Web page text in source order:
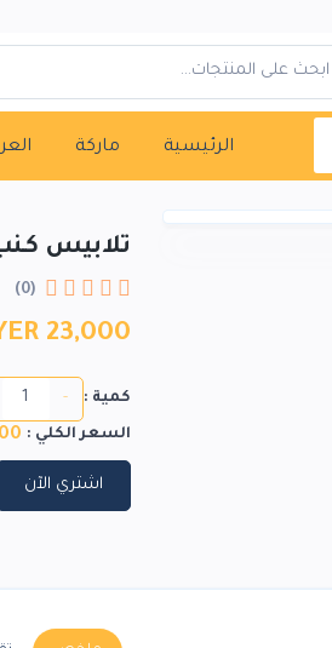
الرئيسية ماركة
تلابيس كـنب 4 قطع ممتاز
(0)
23,000
كمية : -
السعر الكلي :
اشتري الآن